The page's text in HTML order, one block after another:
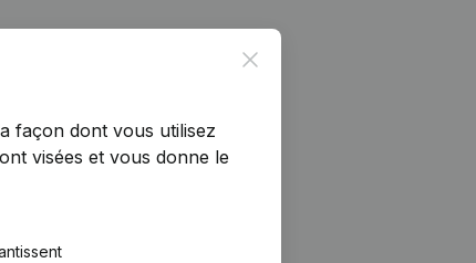
Close
façon dont vous utilisez
visées et vous donne le